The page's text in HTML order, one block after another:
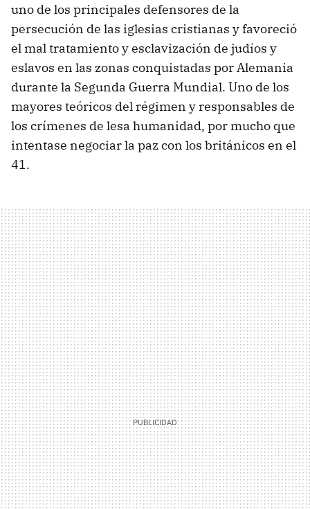
uno de los principales defensores de la
persecución de las iglesias cristianas y favoreció
el mal tratamiento y esclavización de judíos y
eslavos en las zonas conquistadas por Alemania
durante la Segunda Guerra Mundial. Uno de los
mayores teóricos del régimen y responsables de
los crímenes de lesa humanidad, por mucho que
intentase negociar la paz con los británicos en el
41.